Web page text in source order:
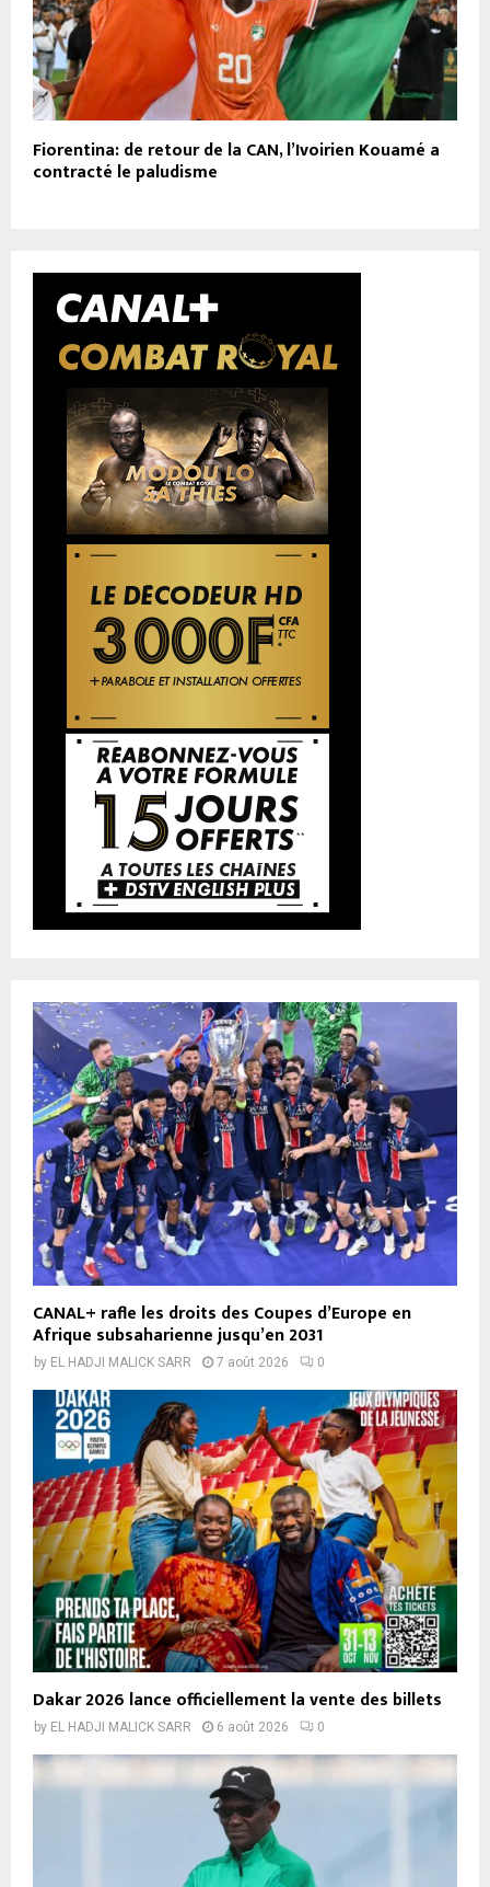
Fiorentina: de retour de la CAN, l’Ivoirien Kouamé a
contracté le paludisme
CANAL+ rafle les droits des Coupes d’Europe en
Afrique subsaharienne jusqu’en 2031
by EL HADJI MALICK SARR 7 août 2026 0
Dakar 2026 lance officiellement la vente des billets
by EL HADJI MALICK SARR 6 août 2026 0